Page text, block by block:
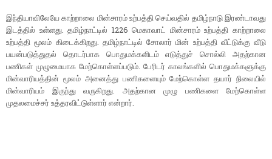
இந்தியாவிலேயே காற்றாலை மின்சாரம் உற்பத்தி செய்வதில் தமிழ்நாடு இரண்டாவது
இடத்தில் உள்ளது. தமிழ்நாட்டில் 1226 மெகாவாட் மின்சாரம் உற்பத்தி காற்றாலை
உற்பத்தி மூலம் கிடைக்கிறது. தமிழ்நாட்டில் சோலார் மின் உற்பத்தி வீட்டுக்கு வீடு
பயன்படுத்துதல் தொடர்பாக பொதுமக்களிடம் எடுத்துச் சொல்லி அதற்கான
பணிகள் முழுமையாக மேற்கொள்ளப்படும். பேரிடர் காலங்களில் பொதுமக்களுக்கு
மின்வாரியத்தின் மூலம் அனைத்து பணிகளையும் மேற்கொள்ள தயார் நிலையில்
மின்வாரியம் இருந்து வருகிறது. அதற்கான முழு பணிகளை மேற்கொள்ள
முதலமைச்சர் உத்தரவிட்டுள்ளார் என்றார்.